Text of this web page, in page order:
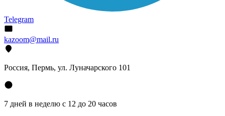
Telegram
kazoom@mail.ru
Россия, Пермь, ул. Луначарского 101
7 дней в неделю с 12 до 20 часов